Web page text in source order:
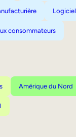
Logiciel
consommateurs
Amérique du Nord